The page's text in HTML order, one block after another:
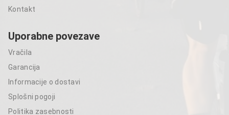
Kontakt
Uporabne povezave
Vračila
Garancija
Informacije o dostavi
Splošni pogoji
Politika zasebnosti